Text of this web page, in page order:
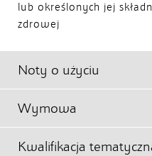
lub określonych jej
zdrowej
Noty o użyciu
Wymowa
Kwalifikacja